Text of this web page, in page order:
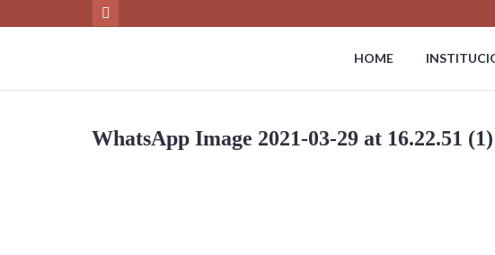
HOME
WhatsApp Image 2021-03-29 at 16.22.51 (1)